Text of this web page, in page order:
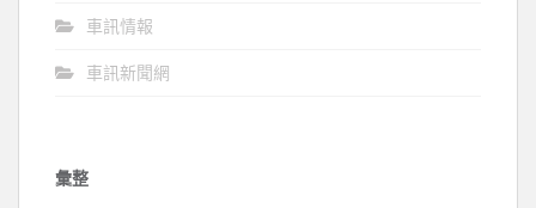
車訊情報
車訊新聞網
彙整